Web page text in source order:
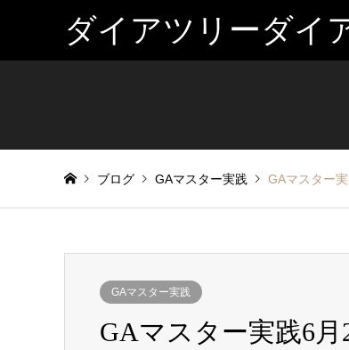
ダイアツリーダイ
ブログ GAマスター実践 GAマスター
GAマスター実践
GAマスター実践6月